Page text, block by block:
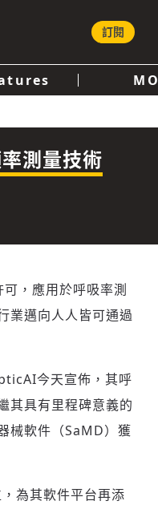
訂閱
社會測量技術
，應用於呼吸率測
業邁向人人皆可通過
今天宣佈，其呼
其具有里程碑意義的
械軟件（SaMD）獲
為其軟件平台再添